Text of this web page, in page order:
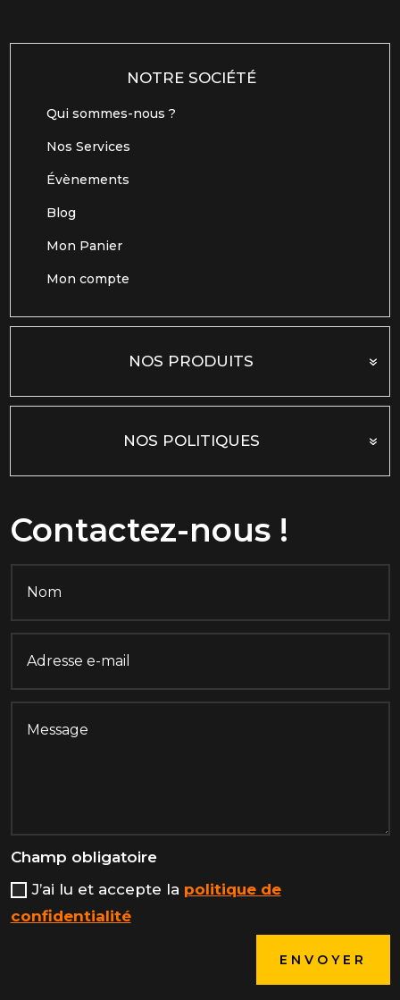
NOTRE SOCIÉTÉ
Qui sommes-nous ?
Nos Services
Évènements
Blog
Mon Panier
Mon compte
NOS PRODUITS
NOS POLITIQUES
Contactez-nous !
Champ obligatoire
J’ai lu et accepte la politique de
confidentialité
ENVOYER